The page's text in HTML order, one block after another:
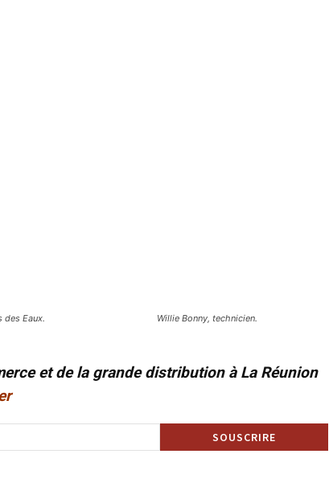
des Eaux. Willie Bonny, technicien.
et de la grande distribution à La Réunion